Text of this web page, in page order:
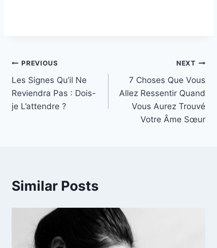
Post
navigation
PREVIOUS
Les Signes Qu’il Ne
Reviendra Pas : Dois-
je L’attendre ?
NEXT
7 Choses Que Vous
Allez Ressentir Quand
Vous Aurez Trouvé
Votre Âme Sœur
Similar Posts